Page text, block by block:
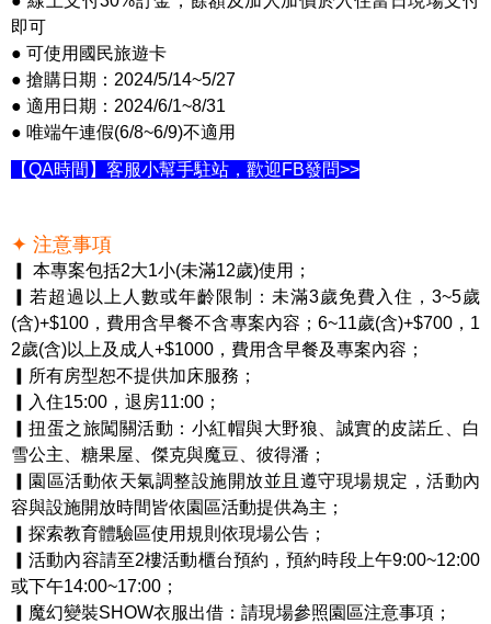
即可
● 可使用國民旅遊卡
● 搶購日期：2024/5/14~5/27
● 適用日期：2024/6/1~8/31
● 唯端午連假(6/8~6/9)不適用
【QA時間】客服小幫手駐站，歡迎FB發問>>
✦ 注意事項
▎ 本專案包括2大1小(未滿12歲)使用；
▎若超過以上人數或年齡限制：未滿3歲免費入住，3~5歲
(含)+$100，費用含早餐不含專案內容；6~11歲(含)+$700，1
2歲(含)以上及成人+$1000，費用含早餐及專案內容；
▎所有房型恕不提供加床服務；
▎入住15:00，退房11:00；
▎扭蛋之旅闖關活動：小紅帽與大野狼、誠實的皮諾丘、白
雪公主、糖果屋、傑克與魔豆、彼得潘；
▎園區活動依天氣調整設施開放並且遵守現場規定，活動內
容與設施開放時間皆依園區活動提供為主；
▎探索教育體驗區使用規則依現場公告；
▎活動內容請至2樓活動櫃台預約，預約時段上午9:00~12:00
或下午14:00~17:00；
▎魔幻變裝SHOW衣服出借：請現場參照園區注意事項；